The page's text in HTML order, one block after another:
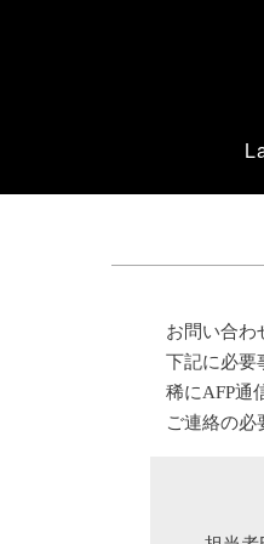
お問い合わ
下記に必要
稀にAFP通
ご連絡の必